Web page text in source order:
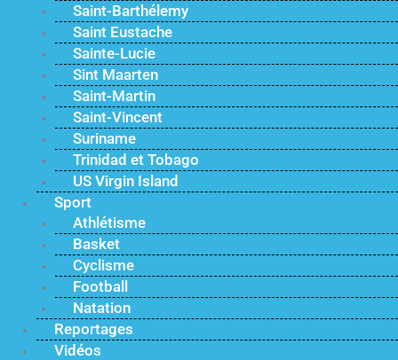
Saint-Barthélemy
Saint Eustache
Sainte-Lucie
Sint Maarten
Saint-Martin
Saint-Vincent
Suriname
Trinidad et Tobago
US Virgin Island
Sport
Athlétisme
Basket
Cyclisme
Football
Natation
Reportages
Vidéos